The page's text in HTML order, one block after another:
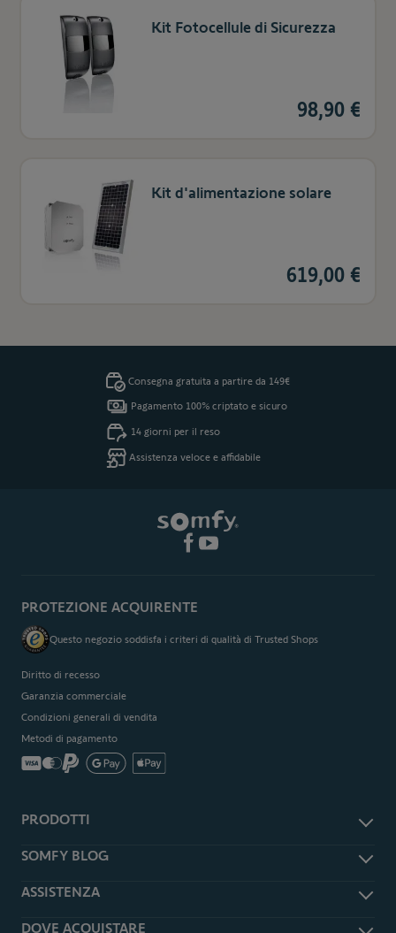
Kit Fotocellule di Sicurezza
98,90 €
Kit d'alimentazione solare
619,00 €
Consegna gratuita a partire da 149€
Pagamento 100% criptato e sicuro
14 giorni per il reso
Assistenza veloce e affidabile
PRODOTTI
Accessori e ricambi
Smart Home
SOMFY BLOG
Somfy Magazine
ASSISTENZA
Assistenza
DOVE ACQUISTARE
PROTEZIONE ACQUIRENTE
Questo negozio soddisfa i criteri di qualità di Trusted Shops
Diritto di recesso
Garanzia commerciale
Condizioni generali di vendita
Metodi di pagamento